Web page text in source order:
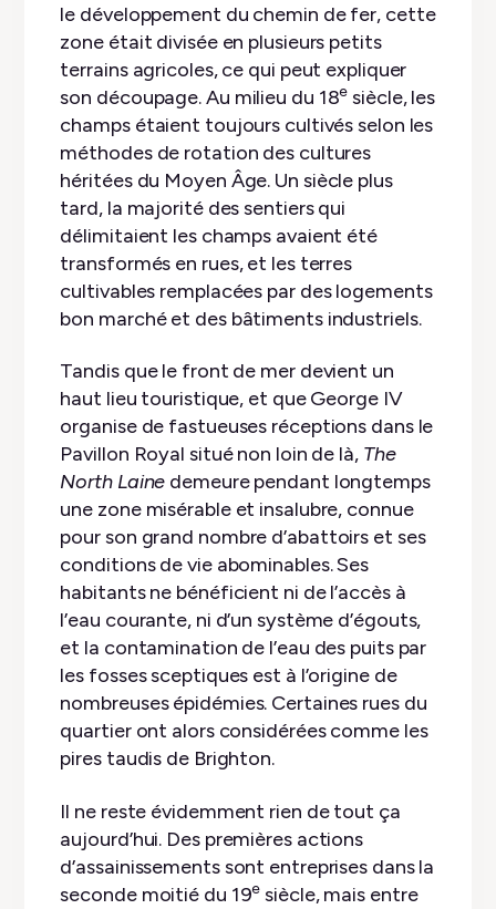
le développement du chemin de fer, cette
zone était divisée en plusieurs petits
terrains agricoles, ce qui peut expliquer
son découpage. Au milieu du 18e siècle, les
champs étaient toujours cultivés selon les
méthodes de rotation des cultures
héritées du Moyen Âge. Un siècle plus
tard, la majorité des sentiers qui
délimitaient les champs avaient été
transformés en rues, et les terres
cultivables remplacées par des logements
bon marché et des bâtiments industriels.
Tandis que le front de mer devient un
haut lieu touristique, et que George IV
organise de fastueuses réceptions dans le
Pavillon Royal situé non loin de là, The
North Laine demeure pendant longtemps
une zone misérable et insalubre, connue
pour son grand nombre d’abattoirs et ses
conditions de vie abominables. Ses
habitants ne bénéficient ni de l’accès à
l’eau courante, ni d’un système d’égouts,
et la contamination de l’eau des puits par
les fosses sceptiques est à l’origine de
nombreuses épidémies. Certaines rues du
quartier ont alors considérées comme les
pires taudis de Brighton.
Il ne reste évidemment rien de tout ça
aujourd’hui. Des premières actions
d’assainissements sont entreprises dans la
seconde moitié du 19e siècle, mais entre